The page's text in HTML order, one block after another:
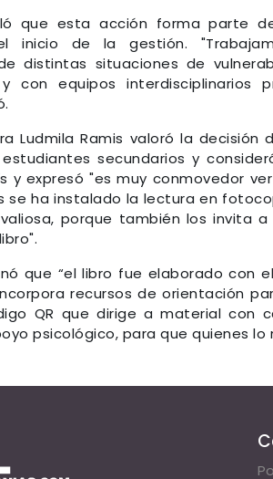
que esta acción forma parte
inicio de la gestión.
distintas situaciones de
con equipos interdisciplinarios
Ludmila Ramis valoró la decisión
secundarios y
y expresó "es muy conmovedor
se ha instalado la lectura en
porque también los invita
que “el libro fue elaborado con
recursos de orientación
QR que dirige a material con
psicológico, para que quienes lo